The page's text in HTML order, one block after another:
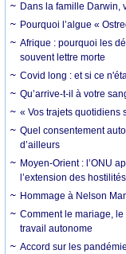
Dans la famille Darwin,
Pourquoi l’algue «
Afrique : pourquoi les
souvent lettre morte
Covid long : et si ce
Qu’arrive-t-il à votre
« Vos trajets quotidiens
Quel consentement
d’ailleurs
Moyen-Orient : l’ONU
l’extension des hostilités
Hommage à Nelson
Comment le mariage,
travail autonome
Accord sur les